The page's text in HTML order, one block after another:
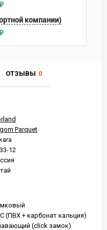
ОТЗЫВЫ 0
Parquet
12
(ПВХ + карбонат кальция)
(click замок)
₽
компании)
₽